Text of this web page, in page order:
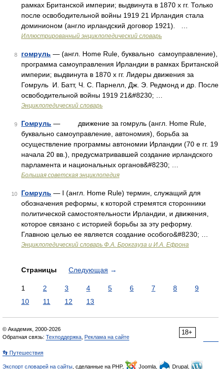
рамках Британской империи; выдвинута в 1870 х гг. Только
после освободительной войны 1919 21 Ирландия стала
доминионом (англо ирландский договор 1921). …
Иллюстрированный энциклопедический словарь
8 гомруль — (англ. Home Rule, буквально самоуправление),
программа самоуправления Ирландии в рамках Британской
империи; выдвинута в 1870 x гг. Лидеры движения за
Гомруль И. Батт, Ч. С. Парнелл, Дж. Э. Редмонд и др. После
освободительной войны 1919 21&#8230; …
Энциклопедический словарь
9 Гомруль — движение за гомруль (англ. Home Rule,
буквально самоуправление, автономия), борьба за
осуществление программы автономии Ирландии (70 е гг. 19
начала 20 вв.), предусматривавшей создание ирландского
парламента и национальных органов&#8230; …
Большая советская энциклопедия
10 Гомруль — I (англ. Home Rule) термин, служащий для
обозначения реформы, к которой стремятся сторонники
политической самостоятельности Ирландии, и движения,
которое связано с историей борьбы за эту реформу.
Главною целью ее является создание особого&#8230; …
Энциклопедический словарь Ф.А. Брокгауза и И.А. Ефрона
Страницы Следующая →
1 2 3 4 5 6 7 8
9
10
11 12 13
18+
© Академик, 2000-2026
Обратная связь: Техподдержка Реклама на сайте
👣 Путешествия
Экспорт словарей на сайты , сделанные на PHP, Joomla, Drupal,